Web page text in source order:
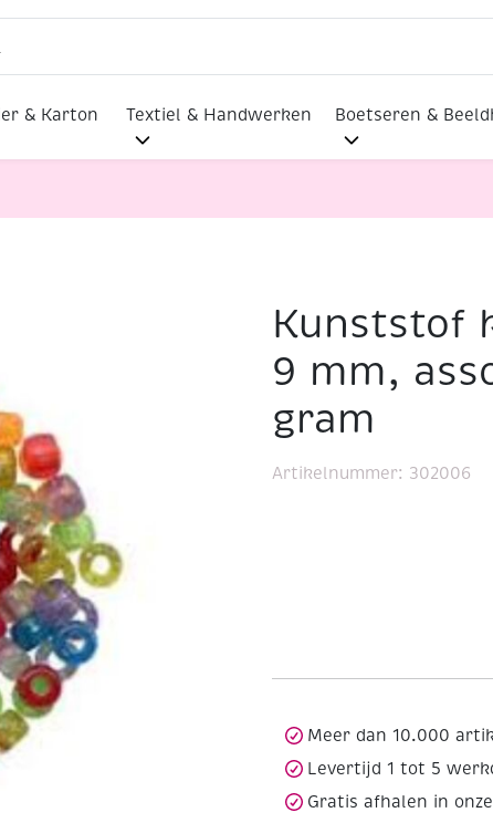
& Karton Textiel & Handwerken Boetseren &
Kunststof kralen glitter 6 x 9 mm,
Kunststof
9 mm,
gram
Artikelnummer: 302006
Meer dan 10.000
Levertijd 1 tot 5
Gratis afhalen in